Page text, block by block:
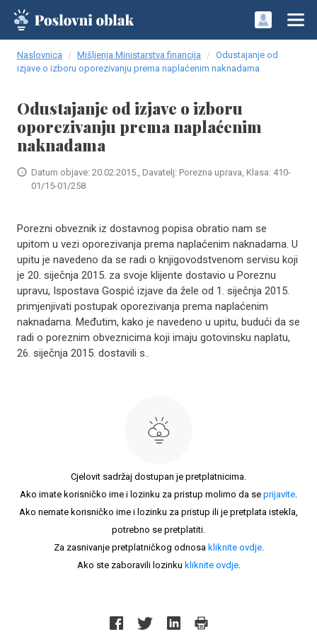
Naslovnica Mišljenja Ministarstva financija
Odustajanje od
izjave o izboru oporezivanju prema naplaćenim naknadama
Odustajanje od izjave o izboru
oporezivanju prema naplaćenim
naknadama
Datum objave: 20.02.2015., Davatelj: Porezna uprava, Klasa: 410-
01/15-01/258
Porezni obveznik iz dostavnog popisa obratio nam se
upitom u vezi oporezivanja prema naplaćenim naknadama. U
upitu je navedeno da se radi o knjigovodstvenom servisu koji
je 20. siječnja 2015. za svoje klijente dostavio u Poreznu
upravu, Ispostava Gospić izjave da žele od 1. siječnja 2015.
primjenjivati postupak oporezivanja prema naplaćenim
naknadama. Međutim, kako je navedeno u upitu, budući da se
radi o poreznim obveznicima koji imaju gotovinsku naplatu,
26. siječnja 2015. dostavili s..
Cjelovit sadržaj dostupan je pretplatnicima.
Ako imate korisničko ime i lozinku za pristup molimo da se prijavite.
Ako nemate korisničko ime i lozinku za pristup ili je pretplata istekla,
potrebno se pretplatiti.
Za zasnivanje pretplatničkog odnosa kliknite ovdje.
Ako ste zaboravili lozinku kliknite ovdje.